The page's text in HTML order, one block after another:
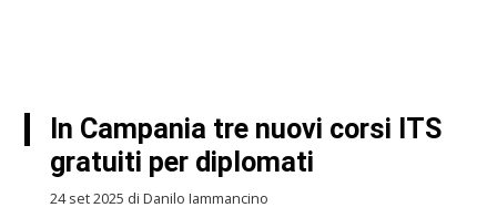
In Campania tre nuovi corsi ITS
gratuiti per diplomati
24 set 2025 di Danilo Iammancino